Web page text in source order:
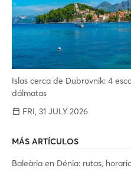
Islas cerca de Dubrovnik: 4
dálmatas
FRI, 31 JULY 2026
MÁS ARTÍCULOS
Baleària en Dénia: rutas,